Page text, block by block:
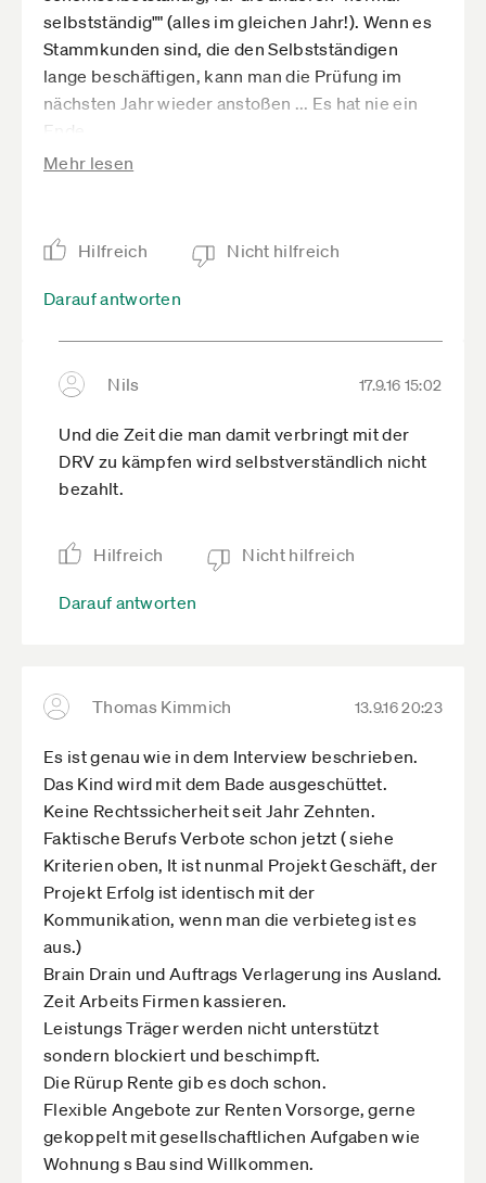
selbstständig"" (alles im gleichen Jahr!). Wenn es
Stammkunden sind, die den Selbstständigen
lange beschäftigen, kann man die Prüfung im
nächsten Jahr wieder anstoßen ... Es hat nie ein
Ende.
Wenn ein Verfahren abgeschlossen ist und
machen, um immer seine Kundenliste zu haben -
dort ist ja Potential für neue Statusfeststellungen
und Betriebsprüfungen.
Die jetzige Praxis der DRV führt dazu, dass man
muss. Denn jeder Selbstständige, von dem dir
pflichtversichert sein wollte), muss damit
rechnen, dass die DRV dann ständig seine in
Betriebsprüfungen bei ihm bekannt gewordenen
und/oder Betriebsprüfungen „beglückt“.
Ich kann mir nicht vorstellen, dass das die
gesetzgeberische Intention sein soll.
Mehr lesen
Hilfreich Nicht hilfreich
Darauf antworten
Nils 17.9.16 15:02
Und die Zeit die man damit verbringt mit der
DRV zu kämpfen wird selbstverständlich nicht
bezahlt.
Hilfreich Nicht hilfreich
Darauf antworten
Thomas Kimmich 13.9.16 20:23
Es ist genau wie in dem Interview beschrieben.
Das Kind wird mit dem Bade ausgeschüttet.
Keine Rechtssicherheit seit Jahr Zehnten.
Faktische Berufs Verbote schon jetzt ( siehe
Kriterien oben, It ist nunmal Projekt Geschäft, der
Projekt Erfolg ist identisch mit der
Kommunikation, wenn man die verbieteg ist es
aus.)
Brain Drain und Auftrags Verlagerung ins Ausland.
Zeit Arbeits Firmen kassieren.
Leistungs Träger werden nicht unterstützt
sondern blockiert und beschimpft.
Die Rürup Rente gib es doch schon.
Flexible Angebote zur Renten Vorsorge, gerne
gekoppelt mit gesellschaftlichen Aufgaben wie
Wohnung s Bau sind Willkommen.